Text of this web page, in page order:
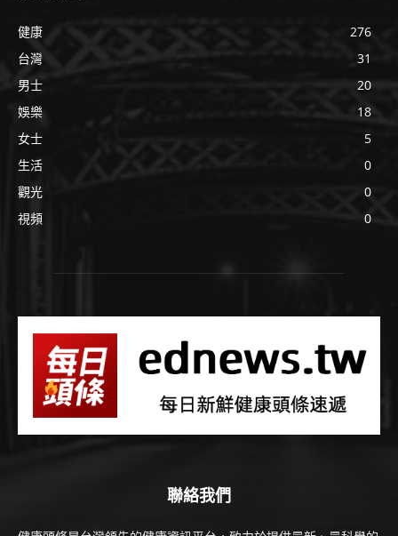
健康
276
台灣
31
男士
20
娛樂
18
女士
5
生活
0
觀光
0
視頻
0
聯絡我們